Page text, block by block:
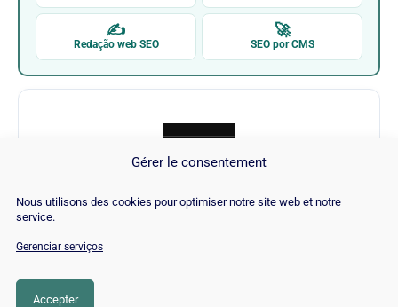
Gérer le consentement
Nous utilisons des cookies pour optimiser notre site web et notre
service.
Gerenciar serviços
Accepter
✍
Redação web SEO
🚀
SEO por CMS
Internet Marketing Ninjas
CATEGORIA